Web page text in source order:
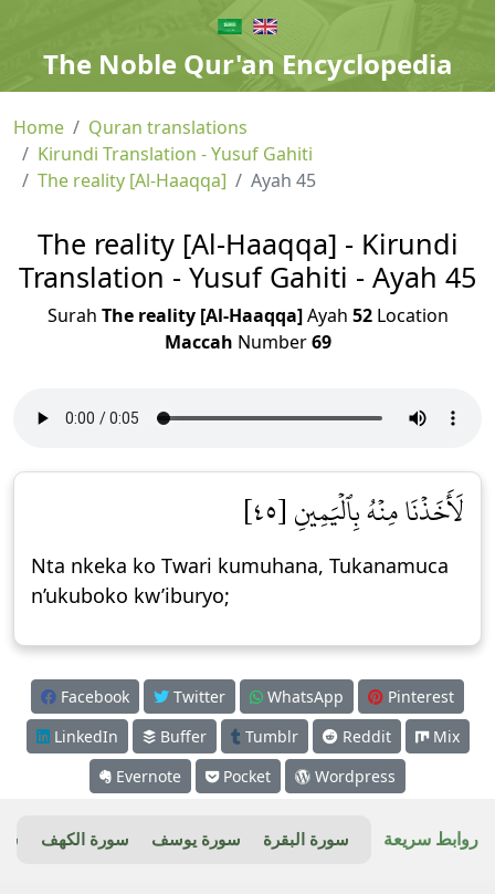
The Noble Qur'an Encyclopedia
Home
Quran translations
Kirundi Translation - Yusuf Gahiti
The reality [Al-Haaqqa]
Ayah 45
The reality [Al-Haaqqa] - Kirundi
Translation - Yusuf Gahiti - Ayah 45
Surah The reality [Al-Haaqqa]Ayah 52Location
Maccah Number69
لَأَخَذۡنَا مِنۡهُ بِٱلۡيَمِينِ [٤٥]
Nta nkeka ko Twari kumuhana, Tukanamuca
n’ukuboko kw’iburyo;
Facebook Twitter WhatsApp
Pinterest
LinkedIn
Buffer Tumblr Reddit
Mix
Evernote
Pocket Wordpress
روابط سريعة سورة البقرة سورة يوسف سورة الكهف